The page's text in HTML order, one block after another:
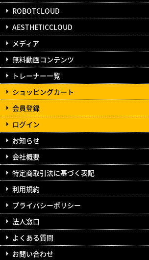
ROBOTCLOUD
AESTHETICCLOUD
メディア
無料動画コンテンツ
トレーナー一覧
ショッピングカート
会員登録
ログイン
お知らせ
会社概要
特定商取引法に基づく表記
利用規約
プライバシーポリシー
法人窓口
よくある質問
お問い合わせ